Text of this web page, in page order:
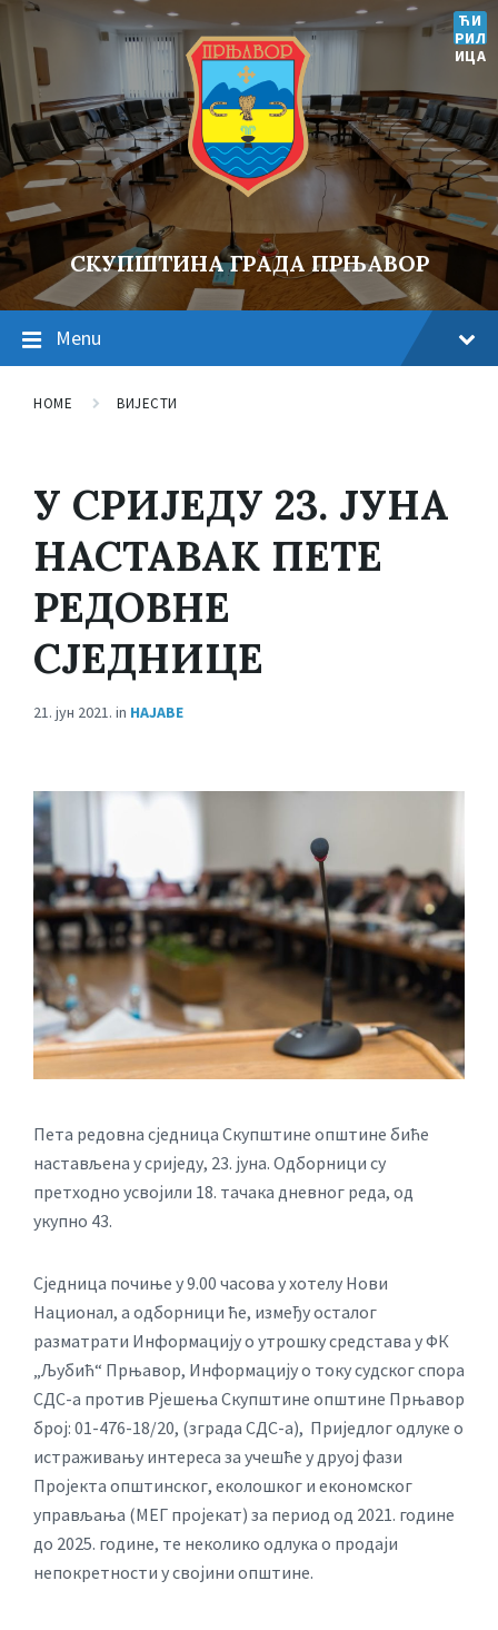
ЋИ
РИЛ
ИЦА
СКУПШТИНА ГРАДА ПРЊАВОР
Menu
HOME ВИЈЕСТИ
У СРИЈЕДУ 23. ЈУНА
НАСТАВАК ПЕТЕ
РЕДОВНЕ
СЈЕДНИЦЕ
21. јун 2021. in НАЈАВЕ
Пета редовна сједница Скупштине општине биће
настављена у сриједу, 23. јуна. Одборници су
претходно усвојили 18. тачака дневног реда, од
укупно 43.
Сједница почиње у 9.00 часова у хотелу Нови
Национал, а одборници ће, између осталог
разматрати Информацију о утрошку средстава у ФК
„Љубић“ Прњавор, Информацију о току судског спора
СДС-а против Рјешења Скупштине општине Прњавор
број: 01-476-18/20, (зграда СДС-а), Приједлог одлуке о
истраживању интереса за учешће у друој фази
Пројекта општинског, еколошког и економског
управљања (МЕГ пројекат) за период од 2021. године
до 2025. године, те неколико одлука о продаји
непокретности у својини општине.